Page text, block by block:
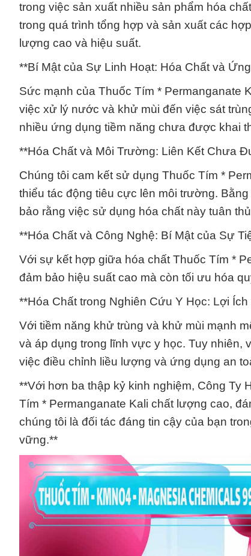
trong việc sản xuất nhiều sản phẩm hóa
trong quá trình tổng hợp và sản xuất các
lượng cao và hiệu suất.
**Bí Mật của Sự Linh Hoạt: Hóa Chất và
Sức mạnh của Thuốc Tím * Permanganate
việc xử lý nước và khử mùi đến việc sát
nhiều ứng dụng tiềm năng chưa được khai
**Hóa Chất và Môi Trường: Liên Kết Chưa
Chúng tôi cam kết sử dụng Thuốc Tím *
thiểu tác động tiêu cực lên môi trường.
bảo rằng việc sử dụng hóa chất này tuân
**Hóa Chất và Công Nghệ: Bí Mật của Sự
Với sự kết hợp giữa hóa chất Thuốc Tím *
đảm bảo hiệu suất cao mà còn tối ưu hóa
**Hóa Chất trong Nghiên Cứu Y Học: Lợi
Với tiềm năng khử trùng và khử mùi mạnh
và áp dụng trong lĩnh vực y học. Tuy nhiên,
việc điều chỉnh liều lượng và ứng dụng an
**Với hơn ba thập kỷ kinh nghiệm, Công Ty
Tím * Permanganate Kali chất lượng cao,
chúng tôi là đối tác đáng tin cậy của bạn
vững.**